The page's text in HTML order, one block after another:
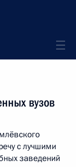
вузов
с лучшими
заведений